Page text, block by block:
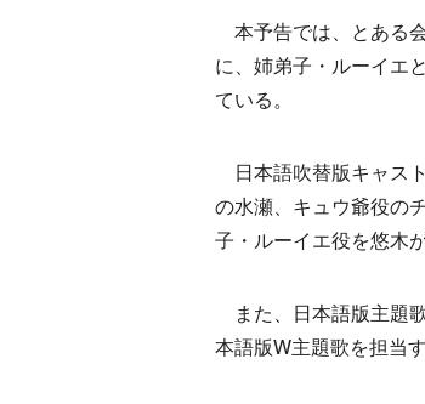
本予告では、とある
に、姉弟子・ルーイエ
ている。
日本語吹替版キャス
の水瀬、キュウ爺役の
子・ルーイエ役を悠木
また、日本語版主題
本語版W主題歌を担当す